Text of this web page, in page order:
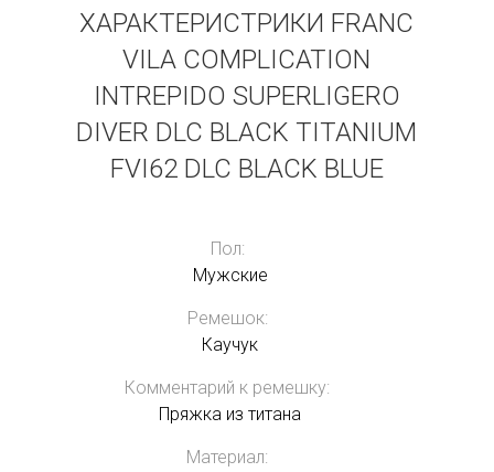
ХАРАКТЕРИСТРИКИ FRANC
VILA COMPLICATION
INTREPIDO SUPERLIGERO
DIVER DLC BLACK TITANIUM
FVI62 DLC BLACK BLUE
Пол:
Мужские
Ремешок:
Каучук
Комментарий к ремешку:
Пряжка из титана
Материал: